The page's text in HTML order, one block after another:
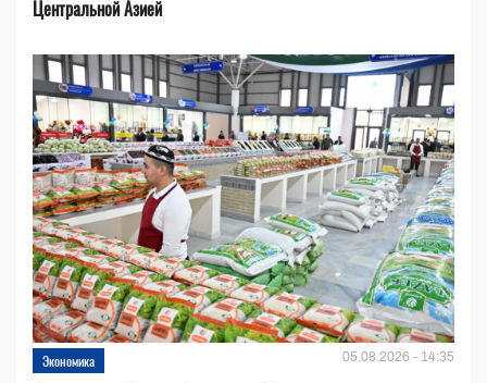
Центральной Азией
Экономика 05.08.2026 - 14:35